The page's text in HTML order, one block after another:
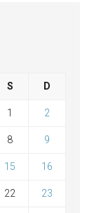
S D
1 2
8 9
15 16
22 23